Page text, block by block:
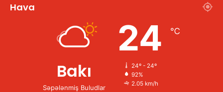
Hava
Bakı
Səpələnmiş Buludlar
24 ℃
24º - 24º
92%
2.05 km/h